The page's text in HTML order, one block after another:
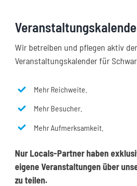
Wir betreiben und pflegen aktiv
Veranstaltungskalender für
Mehr Reichweite.
Mehr Besucher.
Mehr Aufmerksamkeit.
Nur Locals-Partner haben
eigene Veranstaltungen über
zu teilen.